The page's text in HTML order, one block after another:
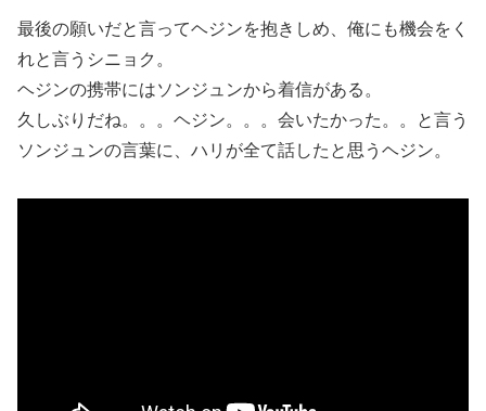
最後の願いだと言ってヘジンを抱きしめ、俺にも機会をく
れと言うシニョク。
ヘジンの携帯にはソンジュンから着信がある。
久しぶりだね。。。ヘジン。。。会いたかった。。と言う
ソンジュンの言葉に、ハリが全て話したと思うヘジン。